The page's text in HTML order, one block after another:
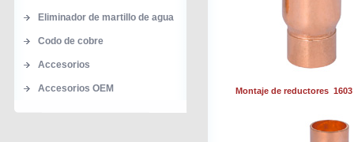
Eliminador de martillo de agua
Codo de cobre
Accesorios
Accesorios OEM Montaje de reductores 1603